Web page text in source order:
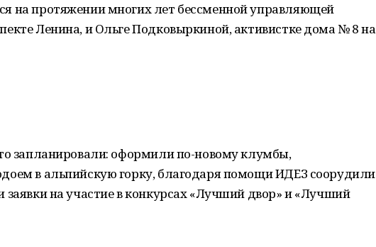
на протяжении многих лет бессменной управляющей
Ленина, и Ольге Подковыркиной, активистке дома № 8 на
запланировали: оформили по-новому клумбы,
в альпийскую горку, благодаря помощи ИДЕЗ соорудили
заявки на участие в конкурсах «Лучший двор» и «Лучший